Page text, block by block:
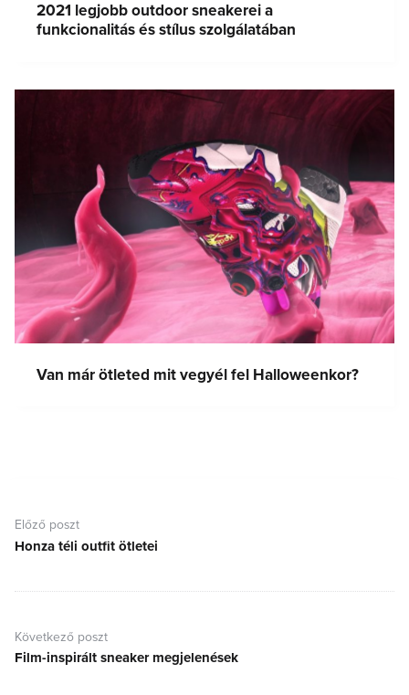
2021 legjobb outdoor sneakerei a
funkcionalitás és stílus szolgálatában
Van már ötleted mit vegyél fel Halloweenkor?
navigáció
Előző poszt
Előző
Honza téli outfit ötletei
Következő poszt
Következő
Film-inspirált sneaker megjelenések